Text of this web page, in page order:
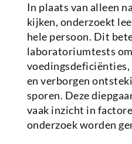
In plaats van alleen
kijken, onderzoekt
hele persoon. Dit
laboratoriumtests om
en verborgen
sporen. Deze
vaak inzicht in
onderzoek worden